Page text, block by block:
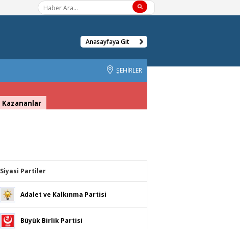
Anasayfaya Git
ŞEHİRLER
Kazananlar
Siyasi Partiler
Adalet ve Kalkınma Partisi
Büyük Birlik Partisi